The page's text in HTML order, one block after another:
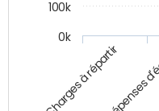
Charges à répartir
0k
100k